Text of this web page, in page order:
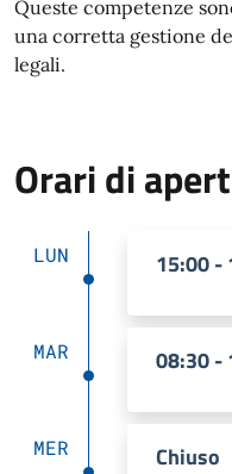
Queste competenze
una corretta gestione
legali.
Orari di
LUN 15:00 -
MAR 08:30 -
MER Chiuso